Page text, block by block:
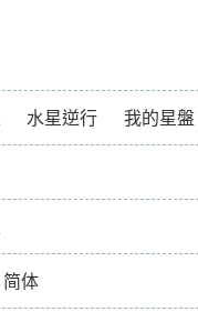
水星逆行 我的星盤
简体